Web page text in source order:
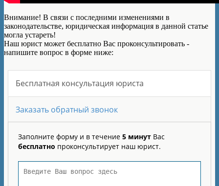
Внимание! В связи с последними изменениями в
законодательстве, юридическая информация в данной статье
могла устареть!
Наш юрист может бесплатно Вас проконсультировать -
напишите вопрос в форме ниже: